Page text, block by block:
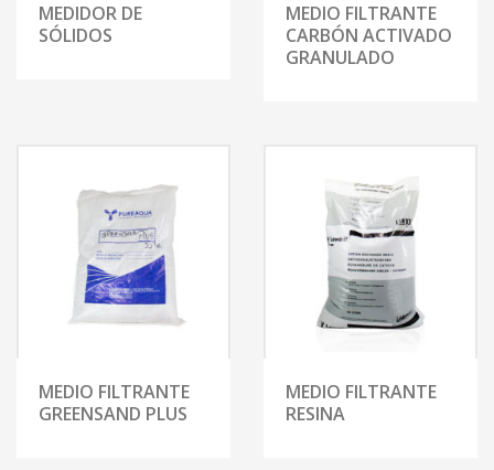
MEDIDOR DE
SÓLIDOS
MEDIO FILTRANTE
CARBÓN ACTIVADO
GRANULADO
MEDIO FILTRANTE
GREENSAND PLUS
MEDIO FILTRANTE
RESINA